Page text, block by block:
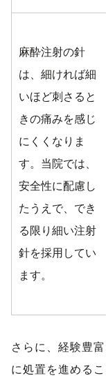
麻酔注射の針
は、細ければ細
いほど刺さると
きの痛みを感じ
にくくなりま
す。当院では、
安全性に配慮し
たうえで、でき
る限り細い注射
針を採用してい
ます。
さらに、経験豊
に処置を進める